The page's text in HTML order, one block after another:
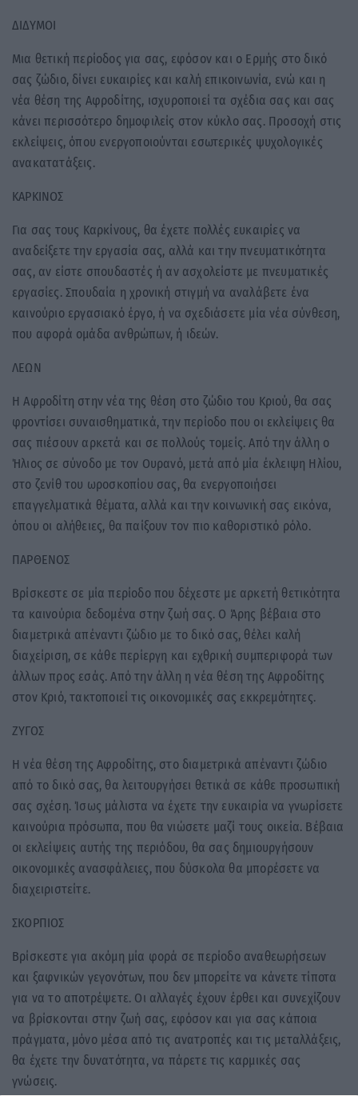
ΔΙΔΥΜΟΙ
Μια θετική περίοδος για σας, εφόσον και ο Ερμής στο δικό
σας ζώδιο, δίνει ευκαιρίες και καλή επικοινωνία, ενώ και η
νέα θέση της Αφροδίτης, ισχυροποιεί τα σχέδια σας και σας
κάνει περισσότερο δημοφιλείς στον κύκλο σας. Προσοχή στις
εκλείψεις, όπου ενεργοποιούνται εσωτερικές ψυχολογικές
ανακατατάξεις.
ΚΑΡΚΙΝΟΣ
Για σας τους Καρκίνους, θα έχετε πολλές ευκαιρίες να
αναδείξετε την εργασία σας, αλλά και την πνευματικότητα
σας, αν είστε σπουδαστές ή αν ασχολείστε με πνευματικές
εργασίες. Σπουδαία η χρονική στιγμή να αναλάβετε ένα
καινούριο εργασιακό έργο, ή να σχεδιάσετε μία νέα σύνθεση,
που αφορά ομάδα ανθρώπων, ή ιδεών.
ΛΕΩΝ
Η Αφροδίτη στην νέα της θέση στο ζώδιο του Κριού, θα σας
φροντίσει συναισθηματικά, την περίοδο που οι εκλείψεις θα
σας πιέσουν αρκετά και σε πολλούς τομείς. Από την άλλη ο
Ήλιος σε σύνοδο με τον Ουρανό, μετά από μία έκλειψη Ηλίου,
στο ζενίθ του ωροσκοπίου σας, θα ενεργοποιήσει
επαγγελματικά θέματα, αλλά και την κοινωνική σας εικόνα,
όπου οι αλήθειες, θα παίξουν τον πιο καθοριστικό ρόλο.
ΠΑΡΘΕΝΟΣ
Βρίσκεστε σε μία περίοδο που δέχεστε με αρκετή θετικότητα
τα καινούρια δεδομένα στην ζωή σας. Ο Άρης βέβαια στο
διαμετρικά απέναντι ζώδιο με το δικό σας, θέλει καλή
διαχείριση, σε κάθε περίεργη και εχθρική συμπεριφορά των
άλλων προς εσάς. Από την άλλη η νέα θέση της Αφροδίτης
στον Κριό, τακτοποιεί τις οικονομικές σας εκκρεμότητες.
ΖΥΓΟΣ
Η νέα θέση της Αφροδίτης, στο διαμετρικά απέναντι ζώδιο
από το δικό σας, θα λειτουργήσει θετικά σε κάθε προσωπική
σας σχέση. Ίσως μάλιστα να έχετε την ευκαιρία να γνωρίσετε
καινούρια πρόσωπα, που θα νιώσετε μαζί τους οικεία. Βέβαια
οι εκλείψεις αυτής της περιόδου, θα σας δημιουργήσουν
οικονομικές ανασφάλειες, που δύσκολα θα μπορέσετε να
διαχειριστείτε.
ΣΚΟΡΠΙΟΣ
Βρίσκεστε για ακόμη μία φορά σε περίοδο αναθεωρήσεων
και ξαφνικών γεγονότων, που δεν μπορείτε να κάνετε τίποτα
για να το αποτρέψετε. Οι αλλαγές έχουν έρθει και συνεχίζουν
να βρίσκονται στην ζωή σας, εφόσον και για σας κάποια
πράγματα, μόνο μέσα από τις ανατροπές και τις μεταλλάξεις,
θα έχετε την δυνατότητα, να πάρετε τις καρμικές σας
γνώσεις.